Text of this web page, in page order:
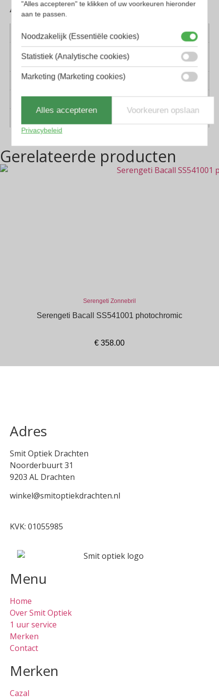
Aanvullende informatie
Kleur montuur
Gunmetal
Montuur
materiaal
Metaal
Lens materiaal
Glas
Geschikt voor
Dames, Heren
Gerelateerde producten
Serengeti Zonnebril
Serengeti Bacall SS541001 photochromic
€ 358.00
In winkelmand
Adres
Smit Optiek Drachten
Noorderbuurt 31
9203 AL Drachten
winkel@smitoptiekdrachten.nl
KVK: 01055985
Menu
Home
Over Smit Optiek
1 uur service
Merken
Contact
Merken
Cazal
"Alles accepteren" te klikken of uw voorkeuren hieronder
aan te passen.
Noodzakelijk (Essentiële cookies)
Statistiek (Analytische cookies)
Marketing (Marketing cookies)
Alles accepteren Voorkeuren opslaan
Privacybeleid